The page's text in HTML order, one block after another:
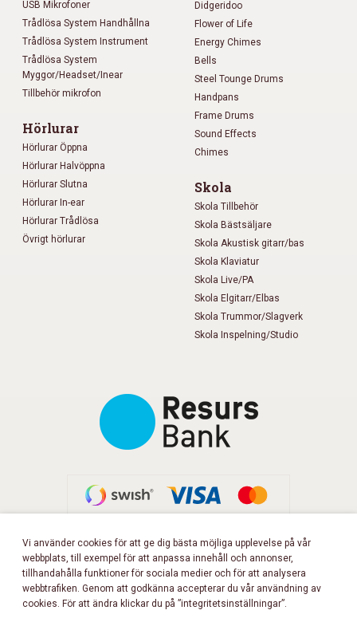
USB Mikrofoner
Trådlösa System Handhållna
Trådlösa System Instrument
Trådlösa System
Myggor/Headset/Inear
Tillbehör mikrofon
Hörlurar
Hörlurar Öppna
Hörlurar Halvöppna
Hörlurar Slutna
Hörlurar In-ear
Hörlurar Trådlösa
Övrigt hörlurar
Didgeridoo
Flower of Life
Energy Chimes
Bells
Steel Tounge Drums
Handpans
Frame Drums
Sound Effects
Chimes
Skola
Skola Tillbehör
Skola Bästsäljare
Skola Akustisk gitarr/bas
Skola Klaviatur
Skola Live/PA
Skola Elgitarr/Elbas
Skola Trummor/Slagverk
Skola Inspelning/Studio
FÖLJ OSS PÅ FACEBOOK!
Copyright 2026 © Musikbörsen
Vi använder cookies för att ge dig bästa möjliga upplevelse på vår
webbplats, till exempel för att anpassa innehåll och annonser,
tillhandahålla funktioner för sociala medier och för att analysera
webbtrafiken. Genom att godkänna accepterar du vår användning av
cookies. För att ändra klickar du på ”integritetsinställningar”.